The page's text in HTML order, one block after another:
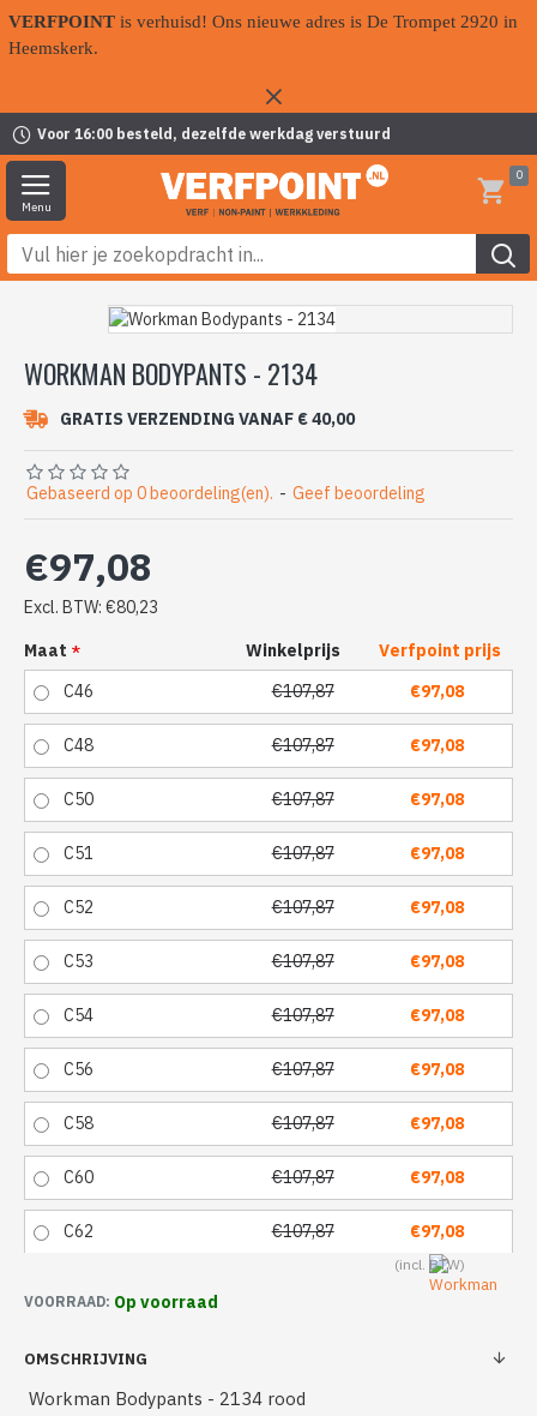
VERFPOINT is verhuisd! Ons nieuwe adres is De Trompet 2920 in
Heemskerk.
Voor 16:00 besteld, dezelfde werkdag verstuurd
0
WORKMAN BODYPANTS - 2134
GRATIS VERZENDING VANAF € 40,00
VOORRAAD: Op voorraad
Gebaseerd op 0 beoordeling(en). - Geef beoordeling
€97,08
Excl. BTW: €80,23
Maat
Winkelprijs
Verfpoint prijs
€107,87
€97,08
C46
€107,87 €97,08
C48
€107,87 €97,08
C50
€107,87 €97,08
C51
€107,87 €97,08
C52
€107,87 €97,08
C53
€107,87 €97,08
C54
€107,87 €97,08
C56
€107,87 €97,08
C58
€107,87 €97,08
C60
€107,87 €97,08
C62
OMSCHRIJVING
Workman Bodypants - 2134 rood